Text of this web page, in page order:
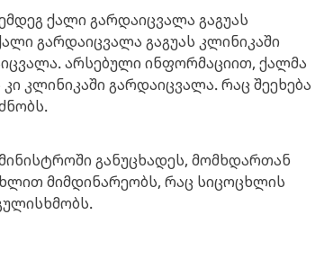
ქალი გარდაიცვალა გაგუას
გარდაიცვალა გაგუას კლინიკაში
არსებული ინფორმაციით, ქალმა
კლინიკაში გარდაიცვალა. რაც შეეხება
განუცხადეს, მომხდართან
მიმდინარეობს, რაც სიცოცხლის